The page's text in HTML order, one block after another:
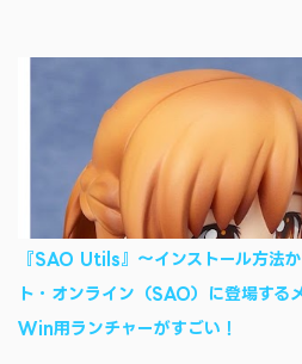
ドパーティー製のアプリを PC と
ストールすれば、Wi-Fiや USB接続
る。私も 2012年頃にAndroidウォー
利に活用させてもらっていたのだが
て同期ができないという声を多数見
的には、PC側のiSyncrアプリで設定
リに入力しようとすると、入力した
つまでたっても再度入力を促される
回避するには、次の手順が有効だ。
に設定する （念のため）再起動する
『SAO Utils』～インストール方法
ト・オンライン（SAO）に登場する
Win用ランチャーがすごい！